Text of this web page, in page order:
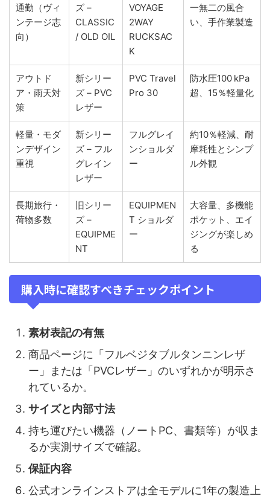
通勤（ヴィ
ンテージ志
向）
ズ –
CLASSIC
/ OLD OIL
VOYAGE
2WAY
RUCKSAC
K
一無二の風合
い、手作業製造
アウトド
ア・雨天対
策
新シリー
ズ – PVC
レザー
PVC Travel
Pro 30
防水圧100 kPa
超、15％軽量化
軽量・モダ
ンデザイン
重視
新シリー
ズ – フル
グレイン
レザー
フルグレイ
ンショルダ
ー
約10％軽減、耐
摩耗性とシンプ
ル外観
長期旅行・
荷物多数
旧シリー
ズ –
EQUIPME
NT
EQUIPMEN
T ショルダ
ー
大容量、多機能
ポケット、エイ
ジングが楽しめ
る
購入時に確認すべきチェックポイント
素材表記の有無
商品ページに「フルベジタブルタンニンレザ
ー」または「PVCレザー」のいずれかが明示さ
れているか。
サイズと内部寸法
持ち運びたい機器（ノートPC、書類等）が収ま
るか実測サイズで確認。
保証内容
公式オンラインストアは全モデルに1年の製造上